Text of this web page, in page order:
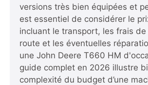
versions très bien équipées et
est essentiel de considérer le
incluant le transport, les frais de
route et les éventuelles
une John Deere T660 HM
guide complet en 2026 illustre
complexité du budget d’une